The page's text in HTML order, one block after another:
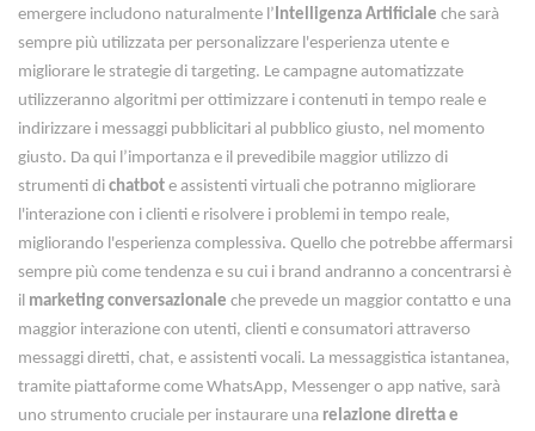
emergere includono naturalmente l’Intelligenza Artificiale che sarà
sempre più utilizzata per personalizzare l'esperienza utente e
migliorare le strategie di targeting. Le campagne automatizzate
utilizzeranno algoritmi per ottimizzare i contenuti in tempo reale e
indirizzare i messaggi pubblicitari al pubblico giusto, nel momento
giusto. Da qui l’importanza e il prevedibile maggior utilizzo di
strumenti di chatbot e assistenti virtuali che potranno migliorare
l'interazione con i clienti e risolvere i problemi in tempo reale,
migliorando l'esperienza complessiva. Quello che potrebbe affermarsi
sempre più come tendenza e su cui i brand andranno a concentrarsi è
il marketing conversazionale che prevede un maggior contatto e una
maggior interazione con utenti, clienti e consumatori attraverso
messaggi diretti, chat, e assistenti vocali. La messaggistica istantanea,
tramite piattaforme come WhatsApp, Messenger o app native, sarà
uno strumento cruciale per instaurare una relazione diretta e